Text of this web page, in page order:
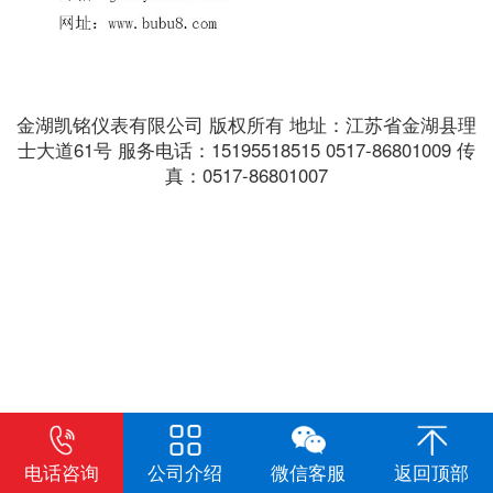
金湖凯铭仪表有限公司 版权所有 地址：江苏省金湖县理
士大道61号 服务电话：15195518515 0517-86801009 传
真：0517-86801007
电话咨询 公司介绍 微信客服 返回顶部